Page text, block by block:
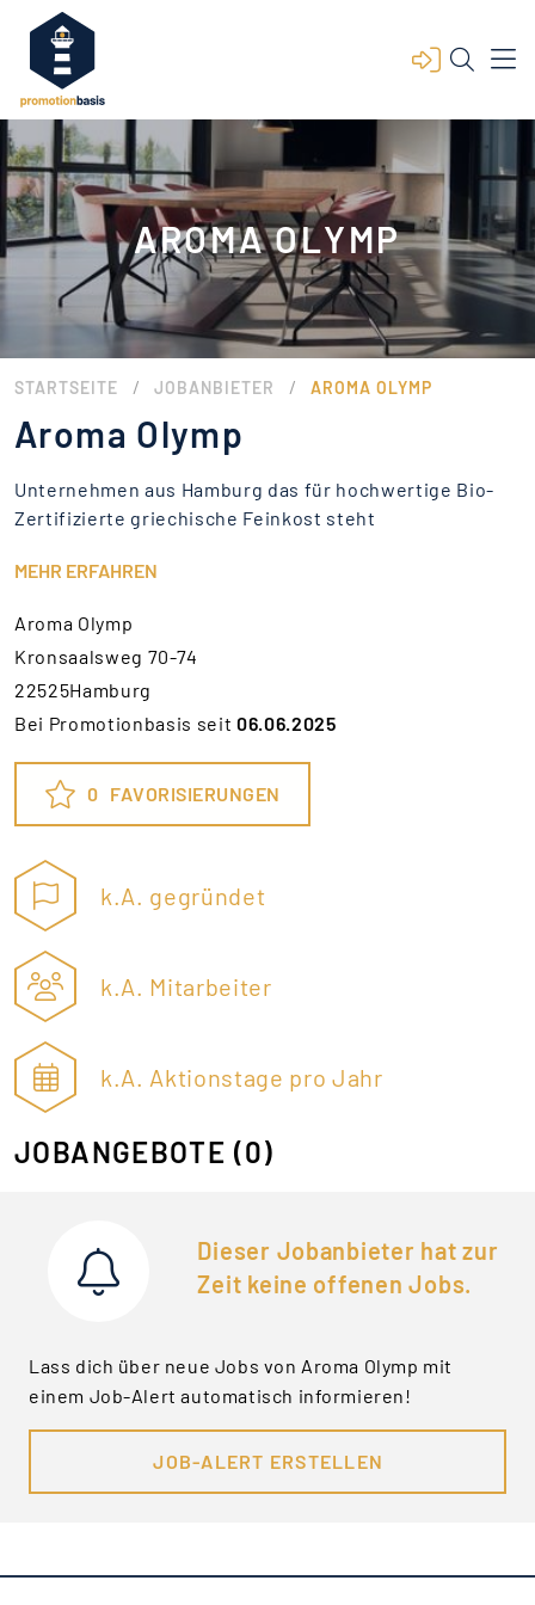
AROMA OLYMP
STARTSEITE / JOBANBIETER / AROMA OLYMP
Aroma Olymp
Unternehmen aus Hamburg das für hochwertige Bio-
Zertifizierte griechische Feinkost steht
MEHR ERFAHREN
Aroma Olymp
Kronsaalsweg 70-74
22525Hamburg
Bei Promotionbasis seit06.06.2025
0 FAVORISIERUNGEN
k.A. gegründet
k.A. Mitarbeiter
k.A. Aktionstage pro Jahr
JOBANGEBOTE (0)
Dieser Jobanbieter hat zur
Zeit keine offenen Jobs.
Lass dich über neue Jobs von Aroma Olymp mit
einem Job-Alert automatisch informieren!
JOB-ALERT ERSTELLEN